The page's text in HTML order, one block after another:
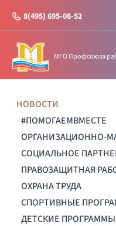
8(495) 695-08-52
МГО Профсоюза
НОВОСТИ
#ПОМОГАЕМВМЕСТЕ
ОРГАНИЗАЦИОННО-
СОЦИАЛЬНОЕ
ПРАВОЗАЩИТНАЯ
ОХРАНА ТРУДА
СПОРТИВНЫЕ
ДЕТСКИЕ ПРОГРАММЫ